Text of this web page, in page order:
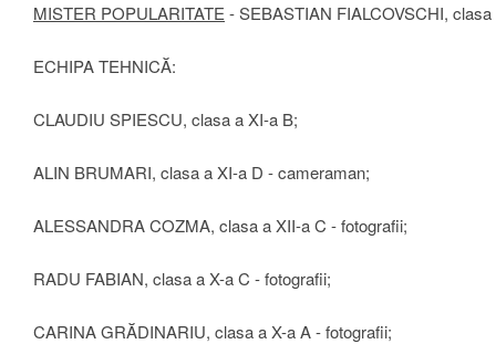
MISTER POPULARITATE - SEBASTIAN FIALCOVSCHI, clasa
ECHIPA TEHNICĂ:
CLAUDIU SPIESCU, clasa a XI-a B;
ALIN BRUMARI, clasa a XI-a D - cameraman;
ALESSANDRA COZMA, clasa a XII-a C - fotografii;
RADU FABIAN, clasa a X-a C - fotografii;
CARINA GRĂDINARIU, clasa a X-a A - fotografii;